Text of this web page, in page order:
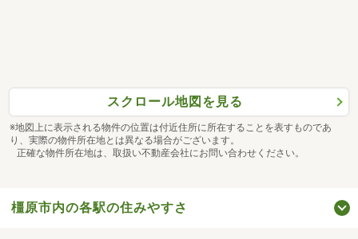
スクロール地図を見る
※地図上に表示される物件の位置は付近住所に所在することを表すものであ
り、実際の物件所在地とは異なる場合がございます。
正確な物件所在地は、取扱い不動産会社にお問い合わせください。
橿原市内の各駅の住みやすさ